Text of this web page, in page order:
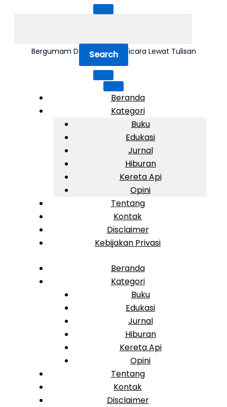
Bergumam Dalam Pikiran, Bicara Lewat Tulisan
Beranda
Kategori
Buku
Edukasi
Jurnal
Hiburan
Kereta Api
Opini
Tentang
Kontak
Disclaimer
Kebijakan Privasi
Beranda
Kategori
Buku
Edukasi
Jurnal
Hiburan
Kereta Api
Opini
Tentang
Kontak
Disclaimer